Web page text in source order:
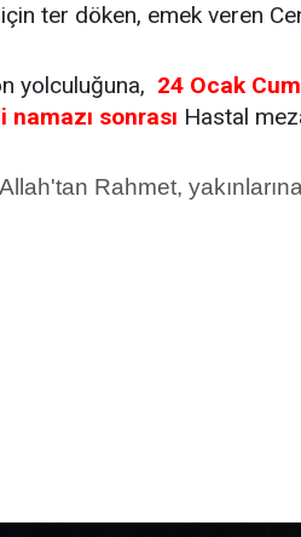
için ter döken, emek veren
yolculuğuna, 24 Ocak
namazı sonrası Hastal
Rahmet,